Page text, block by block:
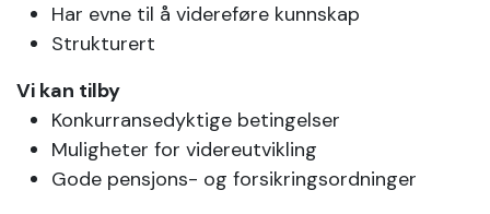
Har evne til å videreføre kunnskap
Strukturert
Vi kan tilby
Konkurransedyktige betingelser
Muligheter for videreutvikling
Gode pensjons- og forsikringsordninger